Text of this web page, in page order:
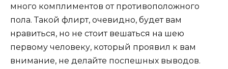
много комплиментов от противоположного
пола. Такой флирт, очевидно, будет вам
нравиться, но не стоит вешаться на шею
первому человеку, который проявил к вам
внимание, не делайте поспешных выводов.